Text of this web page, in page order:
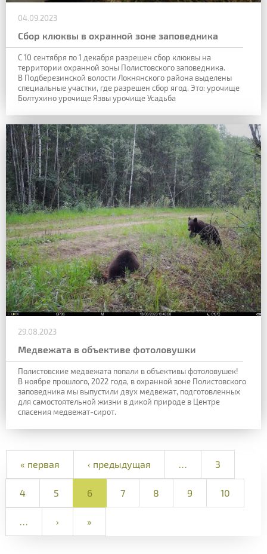
04.09.2023
Сбор клюквы в охранной зоне заповедника
С 10 сентября по 1 декабря разрешен сбор клюквы на
территории охранной зоны Полистовского заповедника.
В Подберезинской волости Локнянского района выделены
специальные участки, где разрешен сбор ягод. Это: урочище
Болтухиноурочище Язвыурочище Усадьба
29.08.2023
Медвежата в объективе фотоловушки
Полистовские медвежата попали в объективы фотоловушек!
В ноябре прошлого, 2022 года, в охранной зоне Полистовского
заповедника мы выпустили двух медвежат, подготовленных
для самостоятельной жизни в дикой природе в Центре
спасения медвежат-сирот.
« первая ‹ предыдущая … 3
4 5 6 7 8 9 10
… › »